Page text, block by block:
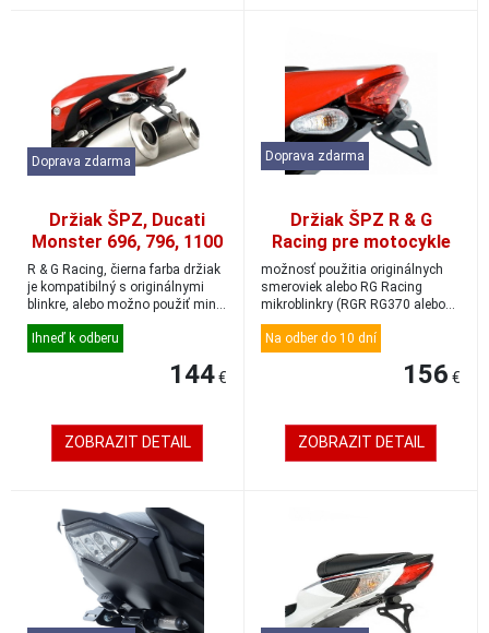
Doprava zdarma
Držiak ŠPZ, Ducati
Monster 696, 796, 1100
R & G Racing, čierna farba držiak
je kompatibilný s originálnymi
blinkre, alebo možno použiť min...
Ihneď k odberu
144€
ZOBRAZIT DETAIL
Doprava zdarma
Držiak ŠPZ R & G
Racing pre motocykle
DUCATI Monster 1100
Evo, čierny
možnosť použitia originálnych
smeroviek alebo RG Racing
mikroblinkry (RGR RG370 alebo
RGR RG371) pri...
Na odber do 10 dní
156 €
ZOBRAZIT DETAIL